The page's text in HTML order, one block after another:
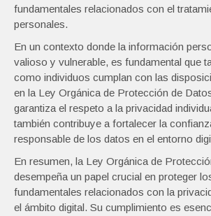
fundamentales relacionados con el
personales.
En un contexto donde la información
valioso y vulnerable, es fundamental que
como individuos cumplan con las
en la Ley Orgánica de Protección de
garantiza el respeto a la privacidad
también contribuye a fortalecer la
responsable de los datos en el entorno
En resumen, la Ley Orgánica de
desempeña un papel crucial en proteger
fundamentales relacionados con la
el ámbito digital. Su cumplimiento es